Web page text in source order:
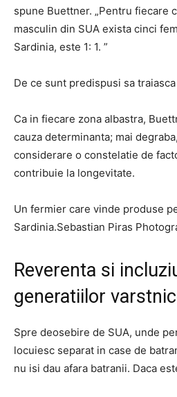
spune Buettner. „Pentru fiecare
masculin din SUA exista cinci
Sardinia, este 1: 1. ”
De ce sunt predispusi sa
Ca in fiecare zona albastra,
cauza determinanta; mai
considerare o constelatie de
contribuie la longevitate.
Un fermier care vinde produse
Sardinia.Sebastian Piras
Reverenta si
generatiilor
Spre deosebire de SUA, unde
locuiesc separat in case de
nu isi dau afara batranii. Daca